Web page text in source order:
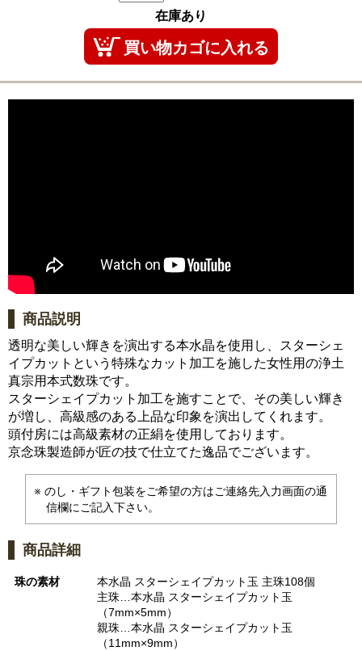
在庫あり
商品説明
透明な美しい輝きを演出する本水晶を使用し、スターシェ
イプカットという特殊なカット加工を施した女性用の浄土
真宗用本式数珠です。
スターシェイプカット加工を施すことで、その美しい輝き
が増し、高級感のある上品な印象を演出してくれます。
頭付房には高級素材の正絹を使用しております。
京念珠製造師が匠の技で仕立てた逸品でございます。
のし・ギフト包装をご希望の方はご連絡先入力画面の通
信欄にご記入下さい。
商品詳細
珠の素材
本水晶 スターシェイプカット玉 主珠108個
主珠…本水晶 スターシェイプカット玉
（7mm×5mm）
親珠…本水晶 スターシェイプカット玉
（11mm×9mm）